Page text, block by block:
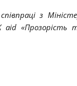
з
aid «Прозорість